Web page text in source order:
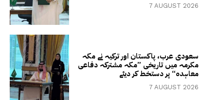
7 AUGUST 2026
سعودی عرب، پاکستان اور ترکیہ نے مکہ
مکرمہ میں تاریخی ”مکہ مشترکہ دفاعی
معاہدہ“ پر دستخط کر دیئے
7 AUGUST 2026